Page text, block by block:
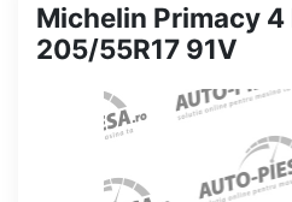
Michelin Primacy 4
205/55R17 91V